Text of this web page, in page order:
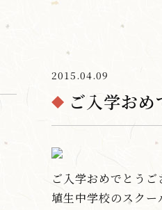
2015.04.09
ご入学お
ご入学おめでとうご
埴生中学校のスク